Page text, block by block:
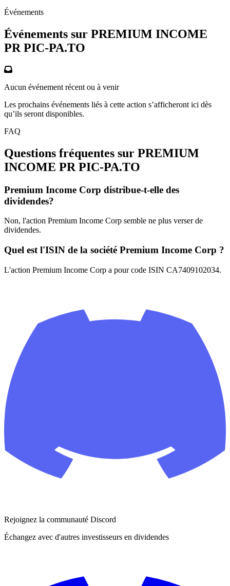
Événements
Événements sur PREMIUM INCOME
PR PIC-PA.TO
Aucun événement récent ou à venir
Les prochains événements liés à cette action s’afficheront ici dès
qu’ils seront disponibles.
FAQ
Questions fréquentes sur PREMIUM
INCOME PR PIC-PA.TO
Premium Income Corp distribue-t-elle des
dividendes?
Non, l'action Premium Income Corp semble ne plus verser de
dividendes.
Quel est l'ISIN de la société Premium Income Corp ?
L'action Premium Income Corp a pour code ISIN CA7409102034.
Rejoignez la communauté Discord
Échangez avec d'autres investisseurs en dividendes